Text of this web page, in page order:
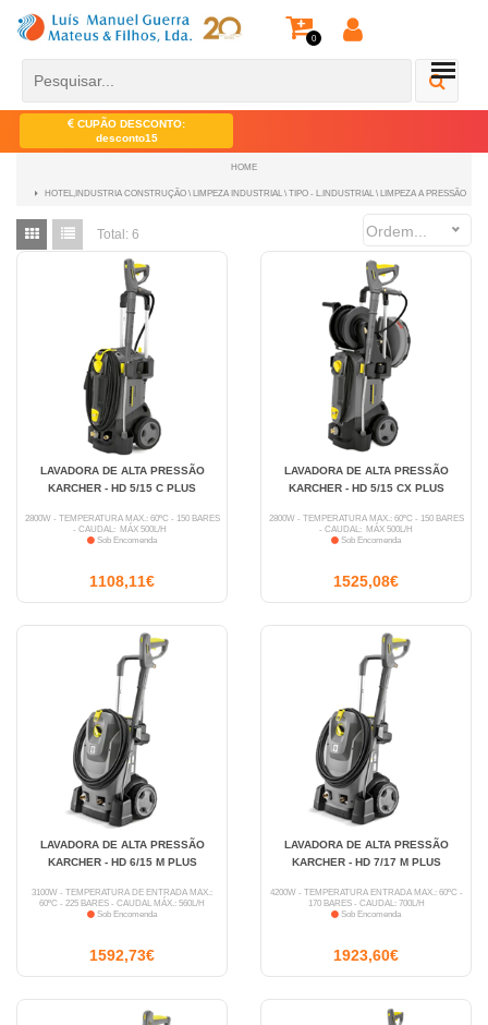
0
CUPÃO DESCONTO:
desconto15
HOME
HOTEL,INDUSTRIA CONSTRUÇÃO \ LIMPEZA INDUSTRIAL \ TIPO - L.INDUSTRIAL \ LIMPEZA A PRESSÃO
Total: 6 Ordem...
LAVADORA DE ALTA PRESSÃO
KARCHER - HD 5/15 C PLUS
2800W - TEMPERATURA MÁX.: 60ºC - 150 BARES
- CAUDAL: MÁX 500L/H
Sob Encomenda
1108,11€
LAVADORA DE ALTA PRESSÃO
KARCHER - HD 5/15 CX PLUS
2800W - TEMPERATURA MÁX.: 60ºC - 150 BARES
- CAUDAL: MÁX 500L/H
Sob Encomenda
1525,08€
LAVADORA DE ALTA PRESSÃO
KARCHER - HD 6/15 M PLUS
3100W - TEMPERATURA DE ENTRADA MÁX.:
60ºC - 225 BARES - CAUDAL MÁX.: 560L/H
Sob Encomenda
1592,73€
LAVADORA DE ALTA PRESSÃO
KARCHER - HD 7/17 M PLUS
4200W - TEMPERATURA ENTRADA MÁX.: 60ºC -
170 BARES - CAUDAL: 700L/H
Sob Encomenda
1923,60€